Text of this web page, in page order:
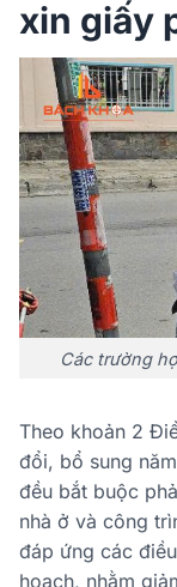
xin giấy
Các trường
Theo khoản 2
đổi, bổ sung
đều bắt buộc
nhà ở và công
đáp ứng các
hoạch, nhằm